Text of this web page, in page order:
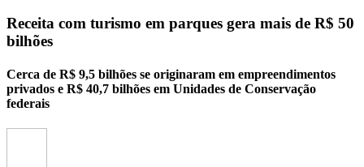
Receita com turismo em parques gera mais de R$ 50
bilhões
Cerca de R$ 9,5 bilhões se originaram em empreendimentos
privados e R$ 40,7 bilhões em Unidades de Conservação
federais